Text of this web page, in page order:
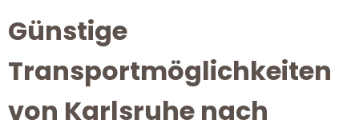
Günstige
Transportmöglichkeiten
von Karlsruhe nach